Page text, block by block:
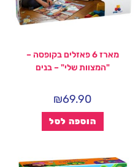
מארז 6 פאזלים בקופסה –
"המצוות שלי" – בנים
₪69.90
הוספה לסל